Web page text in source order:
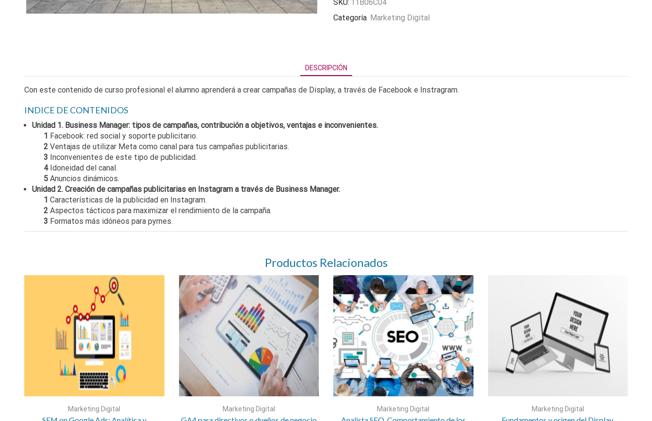
SKU: 11B06C04
Categoría Marketing Digital
DESCRIPCIÓN
Con este contenido de curso profesional el alumno aprenderá a crear campañas de Display, a través de Facebook e Instragram.
INDICE DE CONTENIDOS
Unidad 1. Business Manager: tipos de campañas, contribución a objetivos, ventajas e inconvenientes.
1 Facebook: red social y soporte publicitario.
2Ventajas de utilizar Meta como canal para tus campañas publicitarias.
3 Inconvenientes de este tipo de publicidad.
4Idoneidad del canal.
5Anuncios dinámicos.
Unidad 2. Creación de campañas publicitarias en Instagram a través de Business Manager.
1 Características de la publicidad en Instagram.
2Aspectos tácticos para maximizar el rendimiento de la campaña.
3 Formatos más idóneos para pymes.
Productos Relacionados
Marketing Digital Marketing Digital Marketing Digital Marketing Digital